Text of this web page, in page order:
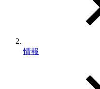
情報